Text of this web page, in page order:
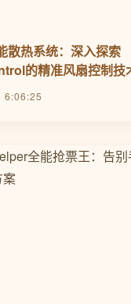
散热系统：深入探索
的精准风扇控制技
6:06:25